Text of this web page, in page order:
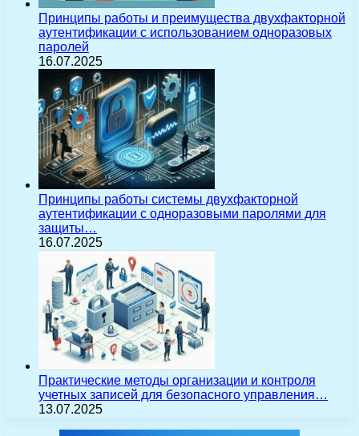
Принципы работы и преимущества двухфакторной
аутентификации с использованием одноразовых
паролей
16.07.2025
Принципы работы системы двухфакторной
аутентификации с одноразовыми паролями для
защиты…
16.07.2025
Практические методы организации и контроля
учетных записей для безопасного управления…
13.07.2025